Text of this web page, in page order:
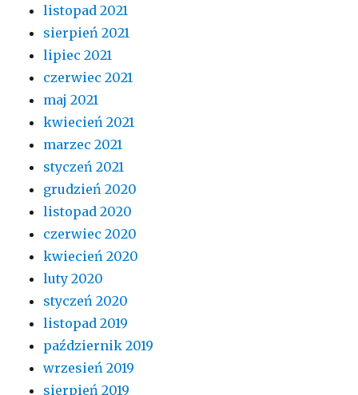
listopad 2021
sierpień 2021
lipiec 2021
czerwiec 2021
maj 2021
kwiecień 2021
marzec 2021
styczeń 2021
grudzień 2020
listopad 2020
czerwiec 2020
kwiecień 2020
luty 2020
styczeń 2020
listopad 2019
październik 2019
wrzesień 2019
sierpień 2019